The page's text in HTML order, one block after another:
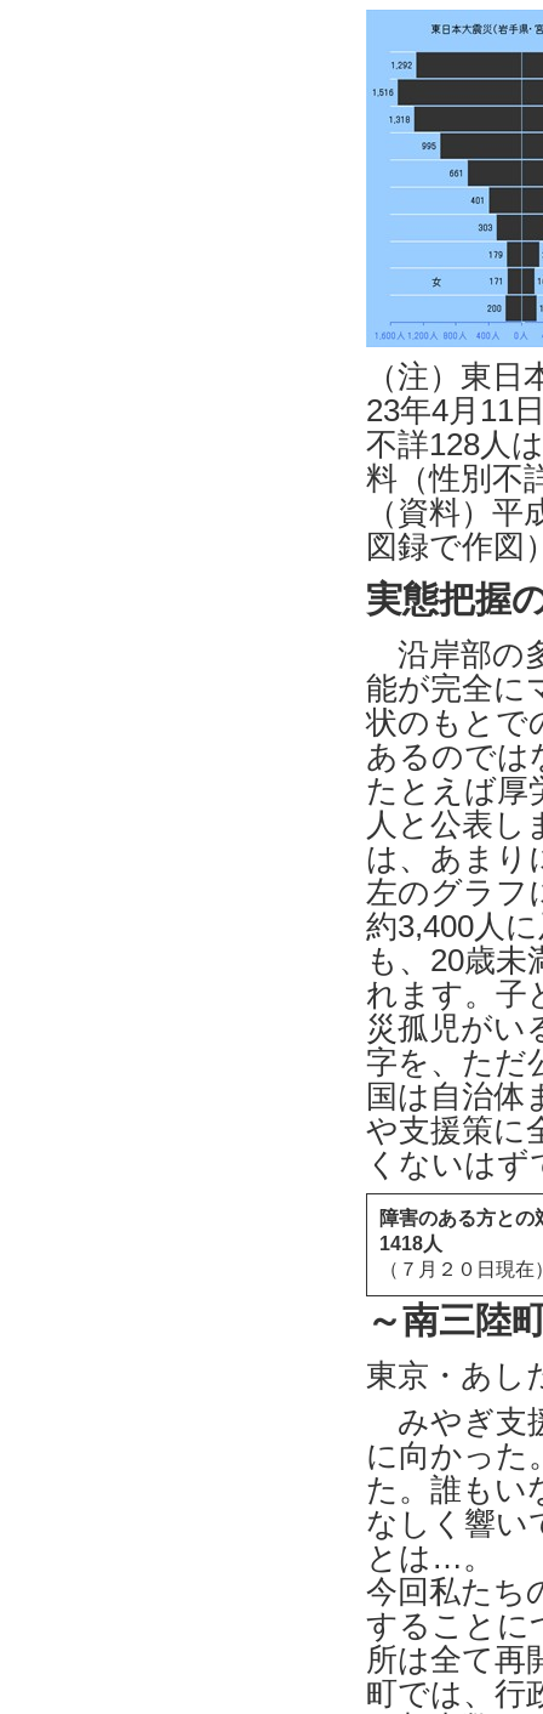
（注）東
23年4月11
不詳128人
料（性別不
（資料）
図録で作図
実態把握
沿岸部の
能が完全に
状のもとで
あるのでは
たとえば厚
人と公表し
は、あまり
左のグラフ
約3,400人
も、20歳
れます。子
災孤児がい
字を、ただ
国は自治体
や支援策に
くないは
障害のある方と
1418
（７月２０日現在
～南三陸
東京・あ
みやぎ支
に向かった
た。誰もい
なしく響い
とは…。
今回私たち
することに
所は全て再
町では、行